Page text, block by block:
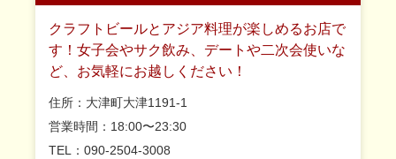
クラフトビールとアジア料理が楽しめるお店で
す！女子会やサク飲み、デートや二次会使いな
ど、お気軽にお越しください！
住所：大津町大津1191-1
営業時間：18:00〜23:30
TEL：090-2504-3008